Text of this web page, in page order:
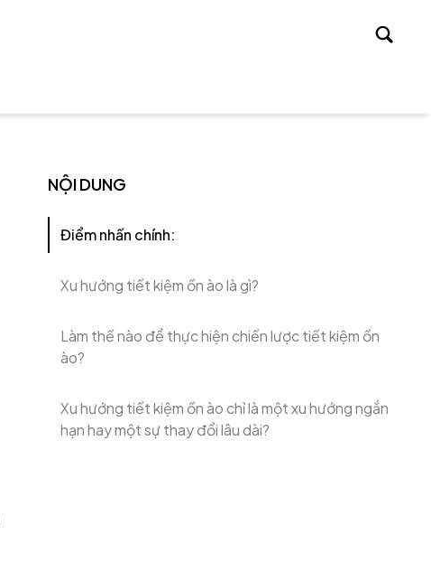
kiếm
NỘI DUNG
Điểm nhấn chính:
Xu hướng tiết kiệm ồn ào là gì?
Làm thế nào để thực hiện chiến lược tiết kiệm ồn
ào?
Xu hướng tiết kiệm ồn ào chỉ là một xu hướng ngắn
hạn hay một sự thay đổi lâu dài?